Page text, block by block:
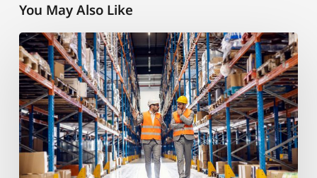
You May Also Like
แนวทาง
ใน
การ
จัดการ
ควบคุม
และ
จัด
เก็บ
สินค้า